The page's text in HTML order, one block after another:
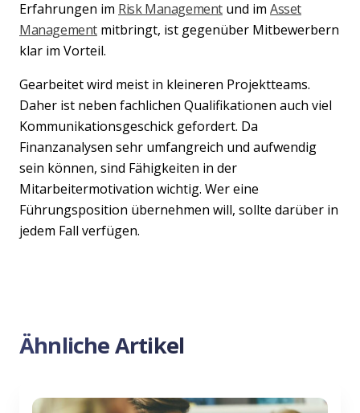
Erfahrungen im Risk Management und im Asset
Management mitbringt, ist gegenüber Mitbewerbern
klar im Vorteil.
Gearbeitet wird meist in kleineren Projektteams.
Daher ist neben fachlichen Qualifikationen auch viel
Kommunikationsgeschick gefordert. Da
Finanzanalysen sehr umfangreich und aufwendig
sein können, sind Fähigkeiten in der
Mitarbeitermotivation wichtig. Wer eine
Führungsposition übernehmen will, sollte darüber in
jedem Fall verfügen.
Ähnliche Artikel